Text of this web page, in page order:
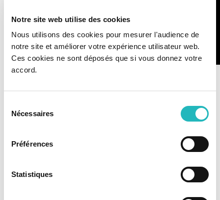
Notre site web utilise des cookies
Nous utilisons des cookies pour mesurer l'audience de
notre site et améliorer votre expérience utilisateur web.
Ces cookies ne sont déposés que si vous donnez votre
accord.
Nécessaires
Préférences
Statistiques